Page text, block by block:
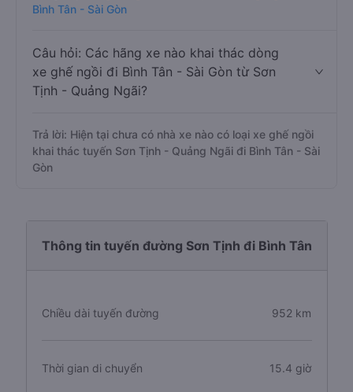
Bình Tân - Sài Gòn
Câu hỏi: Các hãng xe nào khai thác dòng
xe ghế ngồi đi Bình Tân - Sài Gòn từ Sơn
Tịnh - Quảng Ngãi?
Trả lời: Hiện tại chưa có nhà xe nào có loại xe ghế ngồi
khai thác tuyến Sơn Tịnh - Quảng Ngãi đi Bình Tân - Sài
Gòn
Thông tin tuyến đường Sơn Tịnh đi Bình Tân
Chiều dài tuyến đường 952 km
Thời gian di chuyển 15.4 giờ